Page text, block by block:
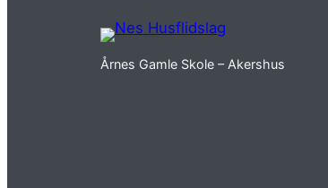
Årnes Gamle Skole – Akershus